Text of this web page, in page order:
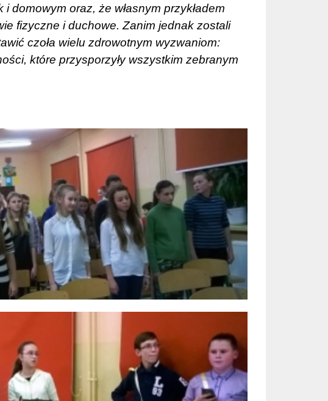
domowym oraz, że własnym przykładem
fizyczne i duchowe. Zanim jednak zostali
czoła wielu zdrowotnym wyzwaniom:
które przysporzyły wszystkim zebranym